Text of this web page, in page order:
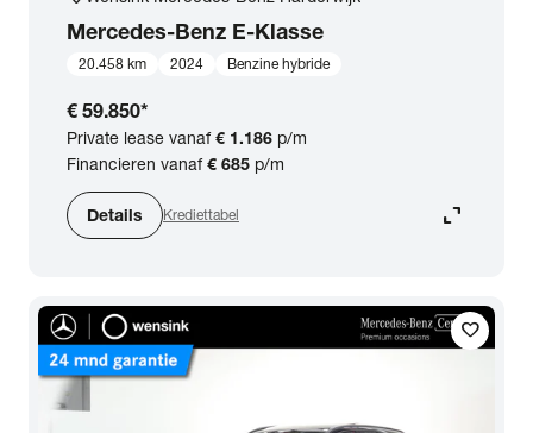
Mercedes-Benz E-Klasse
20.458 km 2024 Benzine hybride
€ 59.850*
Private lease vanaf€ 1.186 p/m
Financieren vanaf€ 685 p/m
Details Krediettabel expand_content
favorite